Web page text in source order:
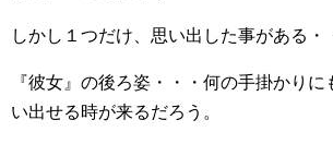
しかし１つだけ、思い出した事がある・
『彼女』の後ろ姿・・・何の手掛かり
い出せる時が来るだろう。